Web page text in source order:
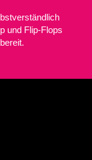
und Flip-Flops